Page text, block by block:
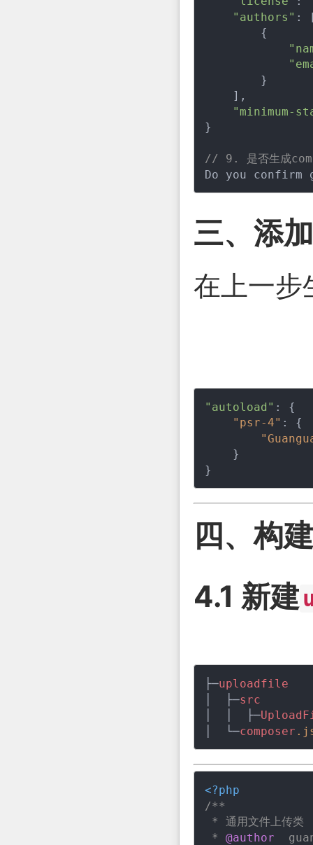
"authors" :
        {
        }
    ],
"minimum-
}
// 9. 是否生成
Do you confirm
三、添
在上一步
"autoload" : {
"psr-4" : {
    }
}
四、构
4.1 新建
├─uploadfile
│  ├─src
│  │  ├─
│  └─composer
<?php
/**
* 通用文件上传类
* @author